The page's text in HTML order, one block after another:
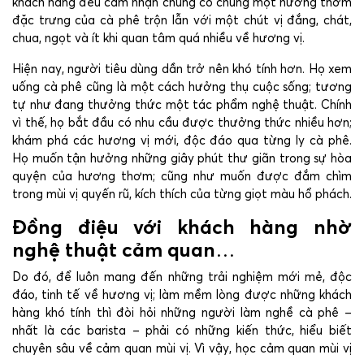
khách hàng đều cảm nhận chúng có chung một hương thơm
đặc trưng của cà phê trộn lẫn với một chút vị đắng, chát,
chua, ngọt và ít khi quan tâm quá nhiều về hương vị.
Hiện nay, người tiêu dùng dần trở nên khó tính hơn. Họ xem
uống cà phê cũng là một cách hưởng thụ cuộc sống; tương
tự như đang thưởng thức một tác phẩm nghệ thuật. Chính
vì thế, họ bắt đầu có nhu cầu được thưởng thức nhiều hơn;
khám phá các hương vị mới, độc đáo qua từng ly cà phê.
Họ muốn tận hưởng những giây phút thư giãn trong sự hòa
quyện của hương thơm; cũng như muốn được đắm chìm
trong mùi vị quyến rũ, kích thích của từng giọt màu hổ phách.
Đồng điệu với khách hàng nhờ
nghệ thuật cảm quan…
Do đó, để luôn mang đến những trải nghiệm mới mẻ, độc
đáo, tinh tế về hương vị; làm mềm lòng được những khách
hàng khó tính thì đòi hỏi những người làm nghề cà phê –
nhất là các barista – phải có những kiến thức, hiểu biết
chuyên sâu về cảm quan mùi vị. Vì vậy, học cảm quan mùi vị